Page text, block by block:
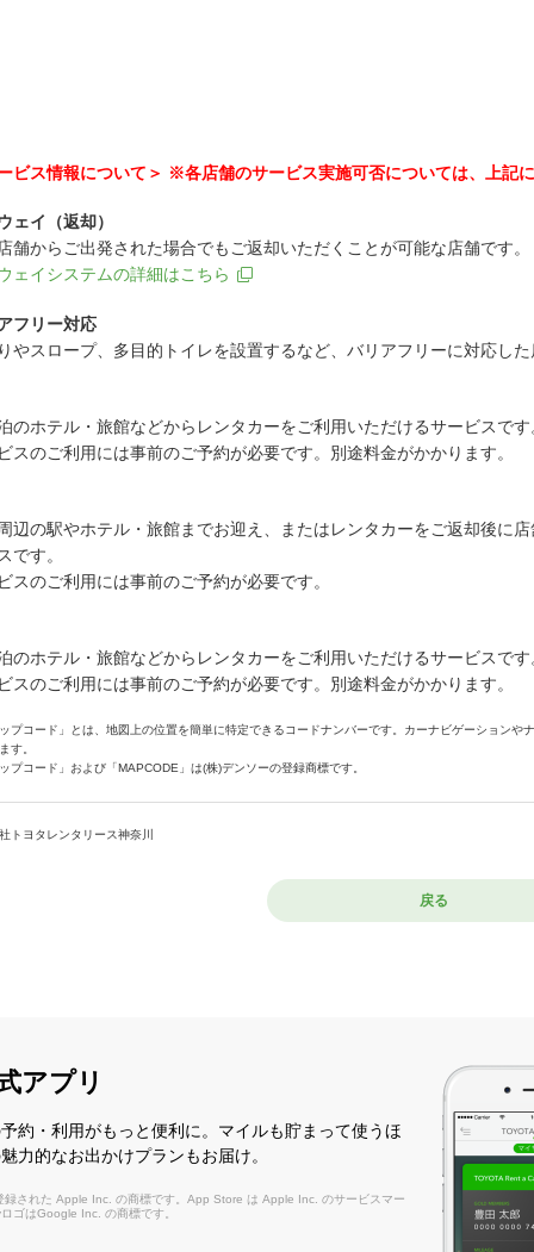
ビス情報について＞ ※各店舗のサービス実施可否については、上記
ェイ（返却）
舗からご出発された場合でもご返却いただくことが可能な店舗です。
ェイシステムの詳細はこちら
フリー対応
やスロープ、多目的トイレを設置するなど、バリアフリーに対応した
のホテル・旅館などからレンタカーをご利用いただけるサービスです
スのご利用には事前のご予約が必要です。別途料金がかかります。
辺の駅やホテル・旅館までお迎え、またはレンタカーをご返却後に
です。
スのご利用には事前のご予約が必要です。
のホテル・旅館などからレンタカーをご利用いただけるサービスです
スのご利用には事前のご予約が必要です。別途料金がかかります。
プコード」とは、地図上の位置を簡単に特定できるコードナンバーです。カーナビゲーションや
す。
プコード」および「MAPCODE」は(株)デンソーの登録商標です。
トヨタレンタリース神奈川
戻る
アプリ
約・利用がもっと便利に。マイルも貯まって使うほ
力的なお出かけプランもお届け。
された Apple Inc. の商標です。App Store は Apple Inc. のサービスマー
ゴはGoogle Inc. の商標です。